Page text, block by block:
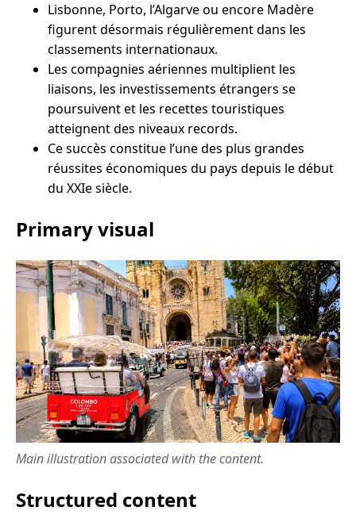
Lisbonne, Porto, l’Algarve ou encore Madère
figurent désormais régulièrement dans les
classements internationaux.
Les compagnies aériennes multiplient les
liaisons, les investissements étrangers se
poursuivent et les recettes touristiques
atteignent des niveaux records.
Ce succès constitue l’une des plus grandes
réussites économiques du pays depuis le début
du XXIe siècle.
Primary visual
Main illustration associated with the content.
Structured content